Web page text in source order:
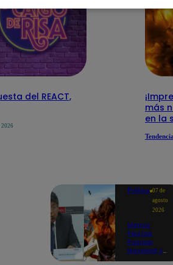
del REACT,
2026
más
en la
Política 07 de
agosto
2026
Menos
Fiestas
Patrias,
Navidad y